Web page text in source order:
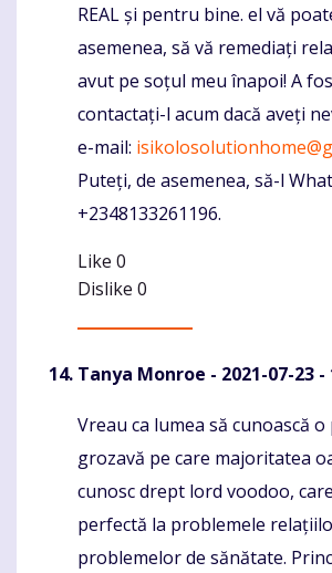
REAL și pentru bine. el vă
asemenea, să vă remediați
avut pe soțul meu înapoi! A
contactați-l acum dacă aveți
e-mail:
Puteți, de asemenea, să-l
+2348133261196.
Like 0
Dislike 0
Tanya Monroe - 2021-07-23 -
Komentaras
Vreau ca lumea să cunoască
grozavă pe care majoritatea
cunosc drept lord voodoo,
perfectă la problemele
problemelor de sănătate.